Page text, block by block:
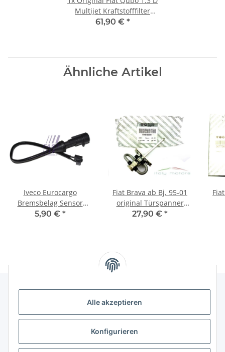
Alle akzeptieren
Konfigurieren
Multijet Kraftstofffilter
Dieselfilter Filter 77363657
61,90 € *
Ähnliche Artikel
Iveco Eurocargo
Bremsbelag Sensor
Bremsbelagverschleiß
5,90 € *
Fiat Brava ab Bj. 95-01
original Türspanner
Türfangband vorne
27,90 € *